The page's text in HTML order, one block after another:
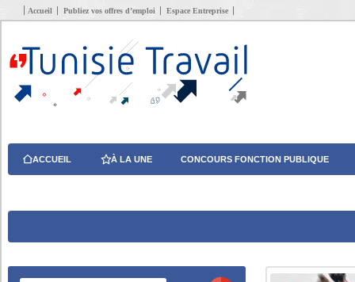
Accueil Publiez vos offres d’emploi Espace Entreprise
ACCUEIL À LA UNE CONCOURS FONCTION PUBLIQUE